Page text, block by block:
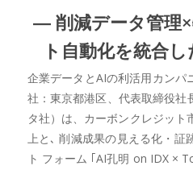
― 削減データ管理
ト自動化を統合
企業データとAIの利活用カンパ
社：東京都港区、代表取締役
タ社）は、カーボンクレジット
上と､ 削減成果の見える化・証
ト フォーム ｢AI孔明 on IDX ×